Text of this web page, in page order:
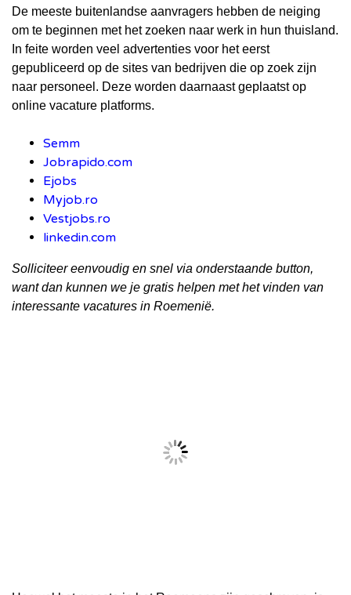
De meeste buitenlandse aanvragers hebben de neiging
om te beginnen met het zoeken naar werk in hun thuisland.
In feite worden veel advertenties voor het eerst
gepubliceerd op de sites van bedrijven die op zoek zijn
naar personeel. Deze worden daarnaast geplaatst op
online vacature platforms.
Semm
Jobrapido.com
Ejobs
Myjob.ro
Vestjobs.ro
linkedin.com
Solliciteer eenvoudig en snel via onderstaande button,
want dan kunnen we je gratis helpen met het vinden van
interessante vacatures in Roemenië.